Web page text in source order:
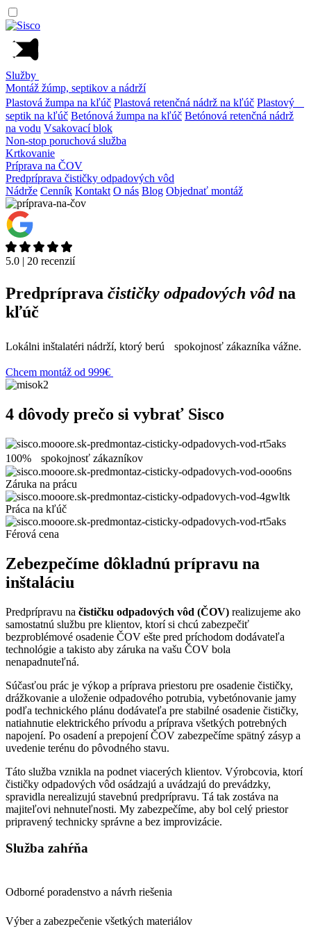
Služby
Montáž žúmp, septikov a nádrží
Plastová žumpa na kľúč Plastová retenčná nádrž na kľúč Plastový
septik na kľúč Betónová žumpa na kľúč Betónová retenčná nádrž
na vodu Vsakovací blok
Non-stop poruchová služba
Krtkovanie
Príprava na ČOV
Predpríprava čističky odpadových vôd
Nádrže Cenník Kontakt O nás Blog Objednať montáž
5.0 | 20 recenzií
Predpríprava čističky odpadových vôdna
kľúč
Lokálni inštalatéri nádrží, ktorý berú spokojnosť zákazníka vážne.
Chcem montáž od 999€
4 dôvody prečo si vybrať Sisco
100% spokojnosť zákazníkov
Záruka na prácu
Práca na kľúč
Férová cena
Zebezpečíme dôkladnú prípravu na
inštaláciu
Predprípravu na čističku odpadových vôd (ČOV) realizujeme ako
samostatnú službu pre klientov, ktorí si chcú zabezpečiť
bezproblémové osadenie ČOV ešte pred príchodom dodávateľa
technológie a takisto aby záruka na vašu ČOV bola
nenapadnuteľná.
Súčasťou prác je výkop a príprava priestoru pre osadenie čističky,
drážkovanie a uloženie odpadového potrubia, vybetónovanie jamy
podľa technického plánu dodávateľa pre stabilné osadenie čističky,
natiahnutie elektrického prívodu a príprava všetkých potrebných
napojení. Po osadení a prepojení ČOV zabezpečíme spätný zásyp a
uvedenie terénu do pôvodného stavu.
Táto služba vznikla na podnet viacerých klientov. Výrobcovia, ktorí
čističky odpadových vôd osádzajú a uvádzajú do prevádzky,
spravidla nerealizujú stavebnú predprípravu. Tá tak zostáva na
majiteľovi nehnuteľnosti. My zabezpečíme, aby bol celý priestor
pripravený technicky správne a bez improvizácie.
Služba zahŕňa
Odborné poradenstvo a návrh riešenia
Výber a zabezpečenie všetkých materiálov